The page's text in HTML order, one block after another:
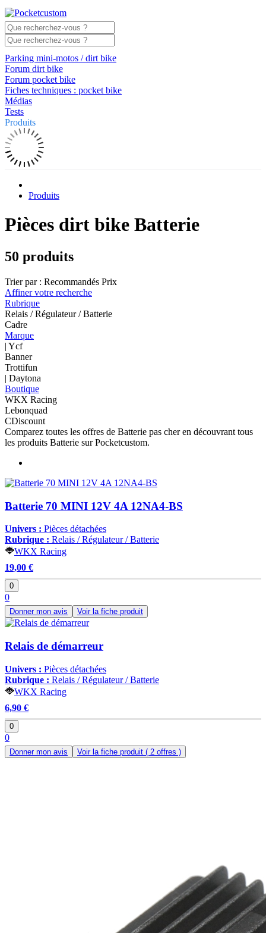
Parking mini-motos / dirt bike
Forum dirt bike
Forum pocket bike
Fiches techniques : pocket bike
Médias
Tests
Produits
Produits
Pièces dirt bike Batterie
50 produits
Trier par : Recommandés Prix
Affiner votre recherche
Rubrique
Relais / Régulateur / Batterie
Cadre
Marque
| Ycf
Banner
Trottifun
| Daytona
Boutique
WKX Racing
Lebonquad
CDiscount
Comparez toutes les offres de Batterie pas cher en découvrant tous
les produits Batterie sur Pocketcustom.
Batterie 70 MINI 12V 4A 12NA4-BS
Univers : Pièces détachées
Rubrique : Relais / Régulateur / Batterie
WKX Racing
19,00 €
0
0
Donner mon avis Voir la fiche produit
Relais de démarreur
Univers : Pièces détachées
Rubrique : Relais / Régulateur / Batterie
WKX Racing
6,90 €
0
0
Donner mon avis Voir la fiche produit ( 2 offres )